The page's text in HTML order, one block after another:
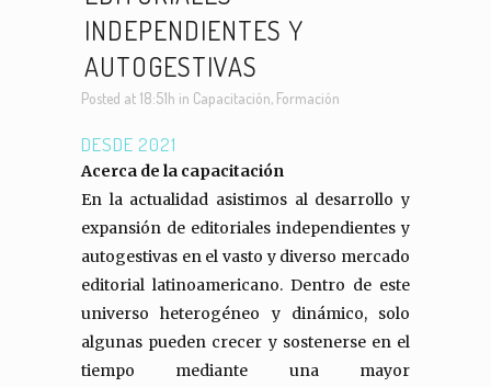
INDEPENDIENTES Y
AUTOGESTIVAS
Posted at 18:51h in Capacitación, Formación
DESDE 2021
Acerca de la capacitación
En la actualidad asistimos al desarrollo y
expansión de editoriales independientes y
autogestivas en el vasto y diverso mercado
editorial latinoamericano. Dentro de este
universo heterogéneo y dinámico, solo
algunas pueden crecer y sostenerse en el
tiempo mediante una mayor